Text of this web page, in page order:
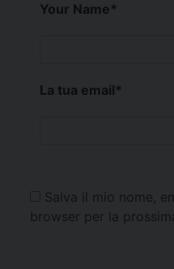
Your Name*
La tua email*
Salva il mio nome,
browser per la